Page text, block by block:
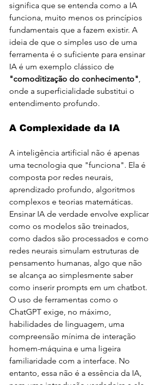
significa que se entenda como a IA
funciona, muito menos os princípios
fundamentais que a fazem existir. A
ideia de que o simples uso de uma
ferramenta é o suficiente para ensinar
IA é um exemplo clássico de
"comoditização do conhecimento",
onde a superficialidade substitui o
entendimento profundo.
A Complexidade da IA
A inteligência artificial não é apenas
uma tecnologia que "funciona". Ela é
composta por redes neurais,
aprendizado profundo, algoritmos
complexos e teorias matemáticas.
Ensinar IA de verdade envolve explicar
como os modelos são treinados,
como dados são processados e como
redes neurais simulam estruturas de
pensamento humanas, algo que não
se alcança ao simplesmente saber
como inserir prompts em um chatbot.
O uso de ferramentas como o
ChatGPT exige, no máximo,
habilidades de linguagem, uma
compreensão mínima de interação
homem-máquina e uma ligeira
familiaridade com a interface. No
entanto, essa não é a essência da IA,